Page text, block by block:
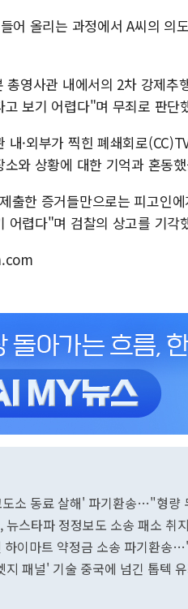
어 올리는 과정에서 A씨의 의
총영사관 내에서의 2차 강제
고 보기 어렵다"며 무죄로 판단
내·외부가 찍힌 폐쇄회로
와 상황에 대한 기억과 혼동
출한 증거들만으로는 피고인
어렵다"며 검찰의 상고를 기각
소 동료 살해' 파기환송…"형량
뉴스타파 정정보도 소송 패소 취
하이마트 약정금 소송 파기환송
지 패널' 기술 중국에 넘긴 톱텍